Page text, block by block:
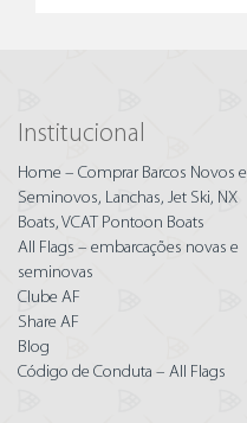
Institucional
Home – Comprar Barcos Novos e
Seminovos, Lanchas, Jet Ski, NX
Boats, VCAT Pontoon Boats
All Flags – embarcações novas e
seminovas
Clube AF
Share AF
Blog
Código de Conduta – All Flags